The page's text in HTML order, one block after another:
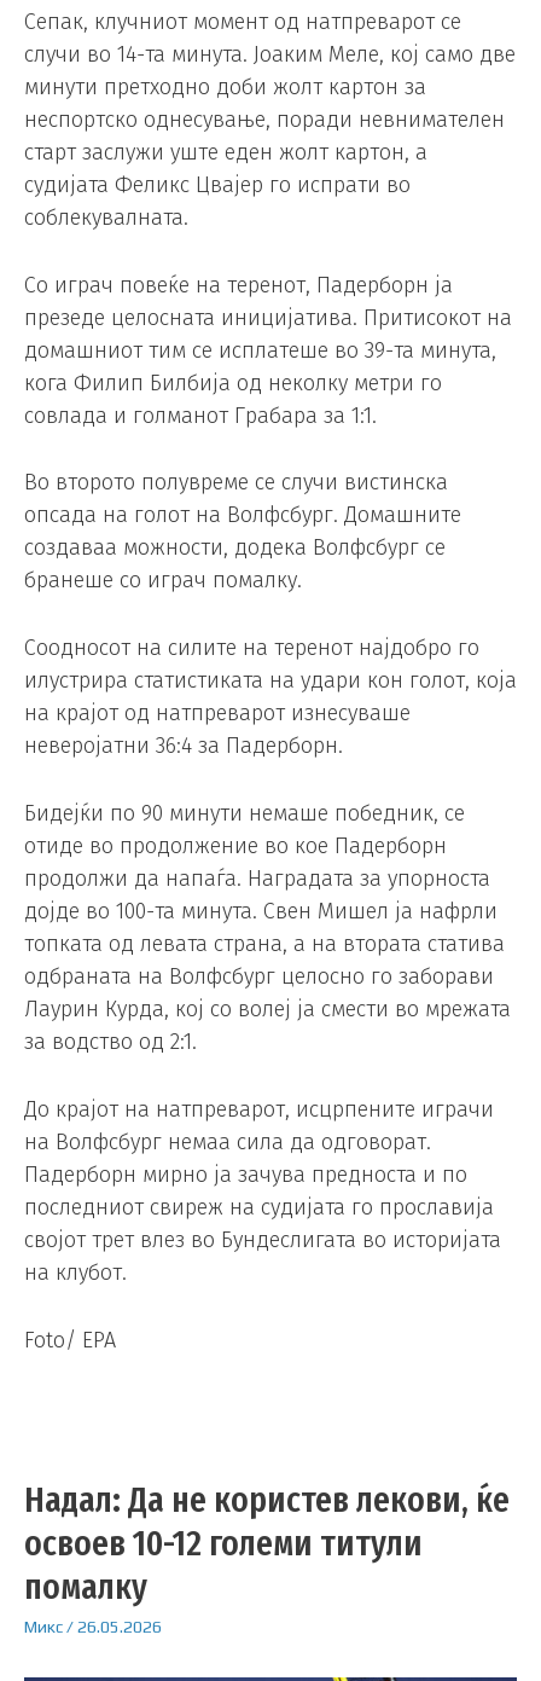
Сепак, клучниот момент од натпреварот се
случи во 14-та минута. Јоаким Меле, кој само две
минути претходно доби жолт картон за
неспортско однесување, поради невнимателен
старт заслужи уште еден жолт картон, а
судијата Феликс Цвајер го испрати во
соблекувалната.
Со играч повеќе на теренот, Падерборн ја
презеде целосната иницијатива. Притисокот на
домашниот тим се исплатеше во 39-та минута,
кога Филип Билбија од неколку метри го
совлада и голманот Грабара за 1:1.
Во второто полувреме се случи вистинска
опсада на голот на Волфсбург. Домашните
создаваа можности, додека Волфсбург се
бранеше со играч помалку.
Соодносот на силите на теренот најдобро го
илустрира статистиката на удари кон голот, која
на крајот од натпреварот изнесуваше
неверојатни 36:4 за Падерборн.
Бидејќи по 90 минути немаше победник, се
отиде во продолжение во кое Падерборн
продолжи да напаѓа. Наградата за упорноста
дојде во 100-та минута. Свен Мишел ја нафрли
топката од левата страна, а на втората статива
одбраната на Волфсбург целосно го заборави
Лаурин Курда, кој со волеј ја смести во мрежата
за водство од 2:1.
До крајот на натпреварот, исцрпените играчи
на Волфсбург немаа сила да одговорат.
Падерборн мирно ја зачува предноста и по
последниот свиреж на судијата го прославија
својот трет влез во Бундеслигата во историјата
на клубот.
Foto/ EPA
Надал: Да не користев лекови, ќе
освоев 10-12 големи титули
помалку
Микс/26.05.2026